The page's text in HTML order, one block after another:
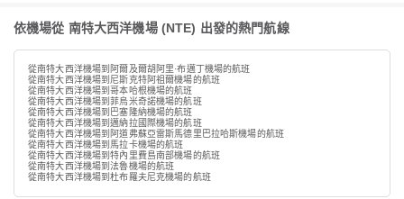
依機場從 南特大西洋機場 (NTE) 出發的熱門航線
從南特大西洋機場到阿爾及爾胡阿里·布邁丁機場的航班
從南特大西洋機場到尼斯克特阿祖爾機場的航班
從南特大西洋機場到哥本哈根機場的航班
從南特大西洋機場到菲烏米奇諾機場的航班
從南特大西洋機場到巴塞隆納機場的航班
從南特大西洋機場到邁納拉國際機場的航班
從南特大西洋機場到阿道弗蘇亞雷斯馬德里巴拉哈斯機場的航班
從南特大西洋機場到馬拉卡機場的航班
從南特大西洋機場到特內里費島南部機場的航班
從南特大西洋機場到法魯機場的航班
從南特大西洋機場到杜布羅夫尼克機場的航班